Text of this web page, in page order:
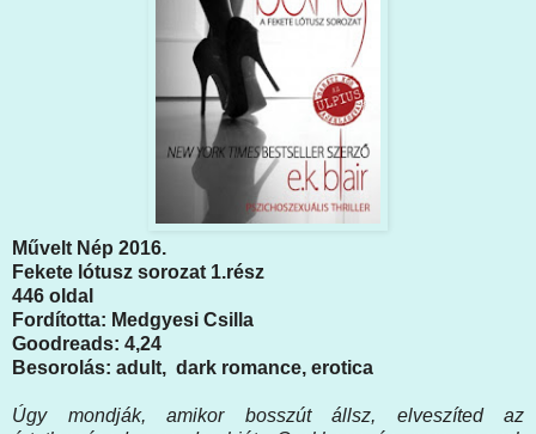
Művelt Nép 2016.
Fekete lótusz sorozat 1.rész
446 oldal
Fordította: Medgyesi Csilla
Goodreads: 4,24
Besorolás: adult, dark romance, erotica
Úgy mondják, amikor bosszút állsz, elveszíted az